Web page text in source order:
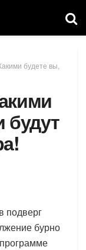
будете вы,
будут
подверг
бурно